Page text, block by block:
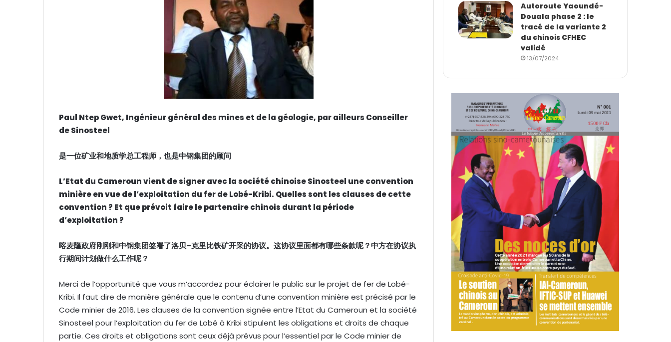
Paul Ntep Gwet, Ingénieur général des mines et de la géologie, par ailleurs Conseiller
de Sinosteel
是一位矿业和地质学总工程师，也是中钢集团的顾问
L’Etat du Cameroun vient de signer avec la société chinoise Sinosteel une convention
minière en vue de l’exploitation du fer de Lobé-Kribi. Quelles sont les clauses de cette
convention ? Et que prévoit faire le partenaire chinois durant la période
d’exploitation ?
喀麦隆政府刚刚和中钢集团签署了洛贝–克里比铁矿开采的协议。这协议里面都有哪些条款呢？中方在协议执
行期间计划做什么工作呢？
Merci de l’opportunité que vous m’accordez pour éclairer le public sur le projet de fer de Lobé-
Kribi. Il faut dire de manière générale que le contenu d’une convention minière est précisé par le
Code minier de 2016. Les clauses de la convention signée entre l’Etat du Cameroun et la société
Sinosteel pour l’exploitation du fer de Lobé à Kribi stipulent les obligations et droits de chaque
partie. Ces droits et obligations sont ceux déjà prévus pour l’essentiel par le Code minier de
Autoroute Yaoundé-
Douala phase 2 : le
tracé de la variante 2
du chinois CFHEC
validé
13/07/2024